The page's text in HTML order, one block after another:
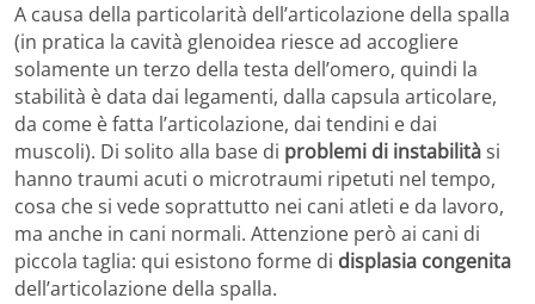
A causa della particolarità dell’articolazione della spalla
(in pratica la cavità glenoidea riesce ad accogliere
solamente un terzo della testa dell’omero, quindi la
stabilità è data dai legamenti, dalla capsula articolare,
da come è fatta l’articolazione, dai tendini e dai
muscoli). Di solito alla base di problemi di instabilitàsi
hanno traumi acuti o microtraumi ripetuti nel tempo,
cosa che si vede soprattutto nei cani atleti e da lavoro,
ma anche in cani normali. Attenzione però ai cani di
piccola taglia: qui esistono forme di displasia congenita
dell’articolazione della spalla.